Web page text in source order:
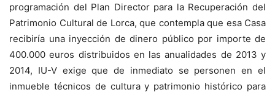
programación del Plan Director para la Recuperación del
Patrimonio Cultural de Lorca, que contempla que esa Casa
recibiría una inyección de dinero público por importe de
400.000 euros distribuidos en las anualidades de 2013 y
2014, IU-V exige que de inmediato se personen en el
inmueble técnicos de cultura y patrimonio histórico para